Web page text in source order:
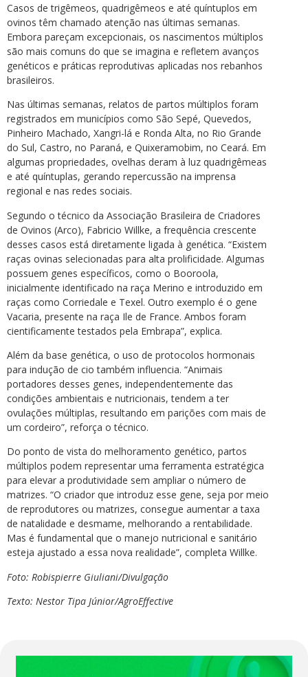
Casos de trigêmeos, quadrigêmeos e até quíntuplos em
ovinos têm chamado atenção nas últimas semanas.
Embora pareçam excepcionais, os nascimentos múltiplos
são mais comuns do que se imagina e refletem avanços
genéticos e práticas reprodutivas aplicadas nos rebanhos
brasileiros.
Nas últimas semanas, relatos de partos múltiplos foram
registrados em municípios como São Sepé, Quevedos,
Pinheiro Machado, Xangri-lá e Ronda Alta, no Rio Grande
do Sul, Castro, no Paraná, e Quixeramobim, no Ceará. Em
algumas propriedades, ovelhas deram à luz quadrigêmeas
e até quíntuplas, gerando repercussão na imprensa
regional e nas redes sociais.
Segundo o técnico da Associação Brasileira de Criadores
de Ovinos (Arco), Fabricio Willke, a frequência crescente
desses casos está diretamente ligada à genética. “Existem
raças ovinas selecionadas para alta prolificidade. Algumas
possuem genes específicos, como o Booroola,
inicialmente identificado na raça Merino e introduzido em
raças como Corriedale e Texel. Outro exemplo é o gene
Vacaria, presente na raça Ile de France. Ambos foram
cientificamente testados pela Embrapa”, explica.
Além da base genética, o uso de protocolos hormonais
para indução de cio também influencia. “Animais
portadores desses genes, independentemente das
condições ambientais e nutricionais, tendem a ter
ovulações múltiplas, resultando em parições com mais de
um cordeiro”, reforça o técnico.
Do ponto de vista do melhoramento genético, partos
múltiplos podem representar uma ferramenta estratégica
para elevar a produtividade sem ampliar o número de
matrizes. “O criador que introduz esse gene, seja por meio
de reprodutores ou matrizes, consegue aumentar a taxa
de natalidade e desmame, melhorando a rentabilidade.
Mas é fundamental que o manejo nutricional e sanitário
esteja ajustado a essa nova realidade”, completa Willke.
Foto: Robispierre Giuliani/Divulgação
Texto: Nestor Tipa Júnior/AgroEffective